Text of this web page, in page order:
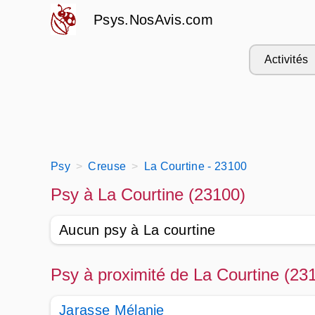
Psys.NosAvis.com
Activités
Psy Creuse La Courtine - 23100
Psy à La Courtine (23100)
Aucun psy à La courtine
Psy à proximité de La Courtine
Jarasse Mélanie